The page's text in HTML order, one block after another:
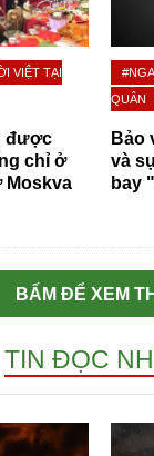
VIỆT TẠI
được
chỉ ở
Moskva
#NGA
QUÂN
Bảo
và
bay
BẤM ĐỂ XEM
TIN ĐỌC